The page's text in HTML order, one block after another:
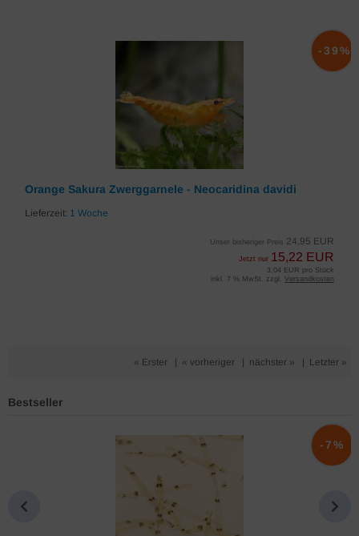
Orange Sakura Zwerggarnele - Neocaridina davidi
Lieferzeit: 1 Woche
Unser bisheriger Preis 24,95 EUR
Jetzt nur 15,22 EUR
-39%
3,04 EUR pro Stück
inkl. 7 % MwSt. zzgl. Versandkosten
« Erster « vorheriger nächster » Letzter »
Bestseller
-7%